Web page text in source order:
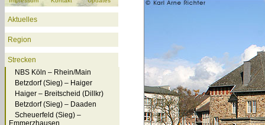
Aktuelles
Region
Strecken
NBS Köln – Rhein/Main
Betzdorf (Sieg) – Haiger
Haiger – Breitscheid (Dillkr)
Betzdorf (Sieg) – Daaden
Scheuerfeld (Sieg) –
Emmerzhausen